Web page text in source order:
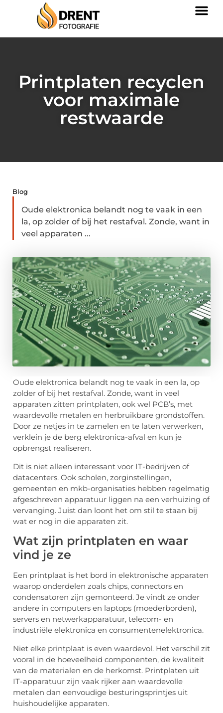
Printplaten recyclen
voor maximale
restwaarde
Blog
Oude elektronica belandt nog te vaak in een
la, op zolder of bij het restafval. Zonde, want in
veel apparaten ...
Oude elektronica belandt nog te vaak in een la, op
zolder of bij het restafval. Zonde, want in veel
apparaten zitten printplaten, ook wel PCB’s, met
waardevolle metalen en herbruikbare grondstoffen.
Door ze netjes in te zamelen en te laten verwerken,
verklein je de berg elektronica-afval en kun je
opbrengst realiseren.
Dit is niet alleen interessant voor IT-bedrijven of
datacenters. Ook scholen, zorginstellingen,
gemeenten en mkb-organisaties hebben regelmatig
afgeschreven apparatuur liggen na een verhuizing of
vervanging. Juist dan loont het om stil te staan bij
wat er nog in die apparaten zit.
Wat zijn printplaten en waar
vind je ze
Een printplaat is het bord in elektronische apparaten
waarop onderdelen zoals chips, connectors en
condensatoren zijn gemonteerd. Je vindt ze onder
andere in computers en laptops (moederborden),
servers en netwerkapparatuur, telecom- en
industriële elektronica en consumentenelektronica.
Niet elke printplaat is even waardevol. Het verschil zit
vooral in de hoeveelheid componenten, de kwaliteit
van de materialen en de herkomst. Printplaten uit
IT-apparatuur zijn vaak rijker aan waardevolle
metalen dan eenvoudige besturingsprintjes uit
huishoudelijke apparaten.